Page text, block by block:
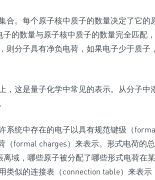
合。每个原子核中质子的数量决定了它的
的数量与原子核中质子的数量完全匹配
则分子具有净负电荷，如果电子少于质子
，这是量子化学中常见的表示。从分子中
系统中存在的电子以具有规范键级（
（formal charges）来表示。形式电荷的
域，哪些原子被分配了哪些形式电荷在
类似的连接表（connection table）来表示